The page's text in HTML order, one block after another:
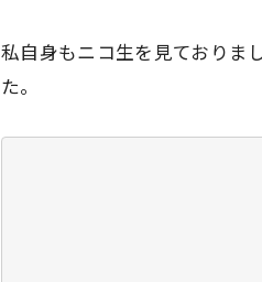
私自身もニコ生を見ておりま
た。